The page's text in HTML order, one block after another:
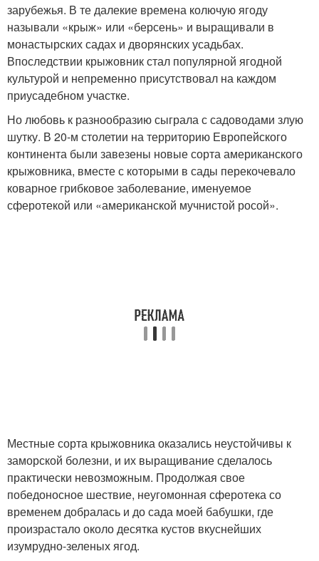
зарубежья. В те далекие времена колючую ягоду
называли «крыж» или «берсень» и выращивали в
монастырских садах и дворянских усадьбах.
Впоследствии крыжовник стал популярной ягодной
культурой и непременно присутствовал на каждом
приусадебном участке.
Но любовь к разнообразию сыграла с садоводами злую
шутку. В 20-м столетии на территорию Европейского
континента были завезены новые сорта американского
крыжовника, вместе с которыми в сады перекочевало
коварное грибковое заболевание, именуемое
сферотекой или «американской мучнистой росой».
Местные сорта крыжовника оказались неустойчивы к
заморской болезни, и их выращивание сделалось
практически невозможным. Продолжая свое
победоносное шествие, неугомонная сферотека со
временем добралась и до сада моей бабушки, где
произрастало около десятка кустов вкуснейших
изумрудно-зеленых ягод.